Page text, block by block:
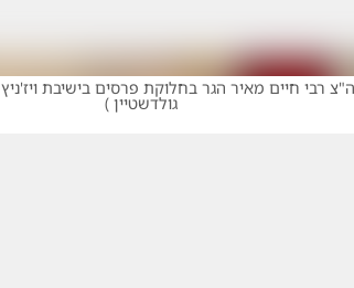
רבי חיים מאיר הגר בחלוקת פרסים בישיבת ויז'ניץ
גולדשטיין )